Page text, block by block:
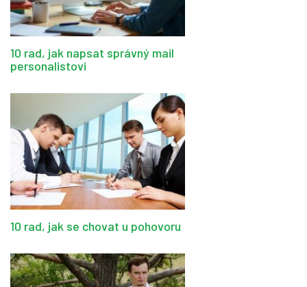
10 rad, jak napsat správný mail
personalistovi
10 rad, jak se chovat u pohovoru